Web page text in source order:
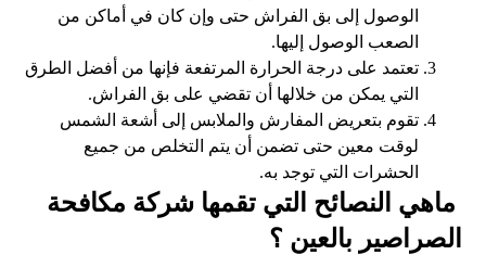
الوصول إلى بق الفراش حتى وإن كان في أماكن من
الصعب الوصول إليها.
تعتمد على درجة الحرارة المرتفعة فإنها من أفضل الطرق
التي يمكن من خلالها أن تقضي على بق الفراش.
تقوم بتعريض المفارش والملابس إلى أشعة الشمس
لوقت معين حتى تضمن أن يتم التخلص من جميع
الحشرات التي توجد به.
ماهي النصائح التي تقمها شركة مكافحة
الصراصير بالعين ؟